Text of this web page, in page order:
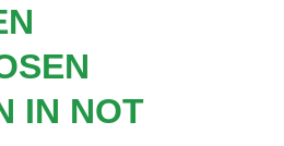
IN NOT